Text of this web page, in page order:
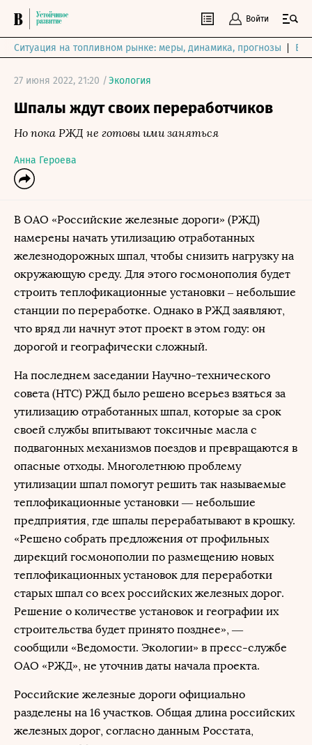
Войти
Ситуация на топливном рынке: меры, динамика, прогнозы
27 июня 2022, 21:20 /Экология
Шпалы ждут своих переработчиков
Но пока РЖД не готовы ими заняться
Анна Героева
В ОАО «Российские железные дороги» (РЖД)
намерены начать утилизацию отработанных
железнодорожных шпал, чтобы снизить нагрузку на
окружающую среду. Для этого госмонополия будет
строить теплофикационные установки – небольшие
станции по переработке. Однако в РЖД заявляют,
что вряд ли начнут этот проект в этом году: он
дорогой и географически сложный.
На последнем заседании Научно-технического
совета (НТС) РЖД было решено всерьез взяться за
утилизацию отработанных шпал, которые за срок
своей службы впитывают токсичные масла с
подвагонных механизмов поездов и превращаются в
опасные отходы. Многолетнюю проблему
утилизации шпал помогут решить так называемые
теплофикационные установки — небольшие
предприятия, где шпалы перерабатывают в крошку.
«Решено собрать предложения от профильных
дирекций госмонополии по размещению новых
теплофикационных установок для переработки
старых шпал со всех российских железных дорог.
Решение о количестве установок и географии их
строительства будет принято позднее», —
сообщили «Ведомости. Экологии» в пресс-службе
ОАО «РЖД», не уточнив даты начала проекта.
Российские железные дороги официально
разделены на 16 участков. Общая длина российских
железных дорог, согласно данным Росстата,